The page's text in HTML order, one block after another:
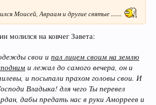
Моисей, Авраам и другие святые .......
молился на ковчег Завета:
свои и пал лицем своим на землю
и лежал до самого вечера, он и
и посыпали прахом головы свои. И
Владыка! для чего Ты перевел
дабы предать нас в руки Аморреев и